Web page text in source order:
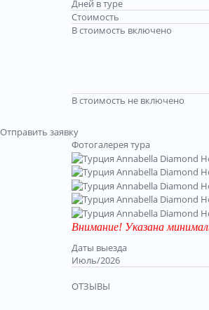
Дней в туре
Стоимость
В стоимость включено
В стоимость не включено
Отправить заявку
Фотогалерея тура
Внимание! Указана
Даты выезда
Июль/2026
ОТЗЫВЫ